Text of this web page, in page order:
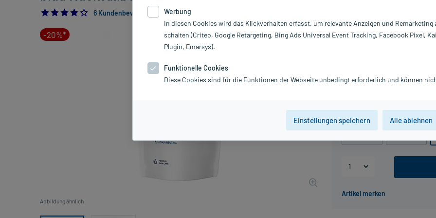
4.333333333333333
6 Kundenbewertungen*
-20%*
Abbildung ähnlich
inkl. MwSt. zzgl. Versandkosten
Packungseinheit
PZN:
Hersteller:
Werbung
In diesen Cookies wird das Klickverhalten erfasst, um relevante Anzeigen und Remarketing
schalten (Criteo, Google Retargeting, Bing Ads Universal Event Tracking, Facebook Pixel,
Plugin, Emarsys).
Funktionelle Cookies
Diese Cookies sind für die Funktionen der Webseite unbedingt erforderlich und können
Einstellungen speichern Alle ablehnen